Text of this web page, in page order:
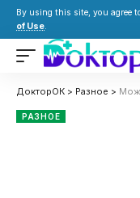
By using this site, you agree
of Use.
ДокторОК > Разное > Можно
РАЗНОЕ